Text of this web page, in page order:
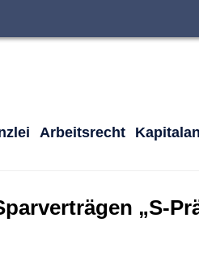
Arbeitsrecht
„S-